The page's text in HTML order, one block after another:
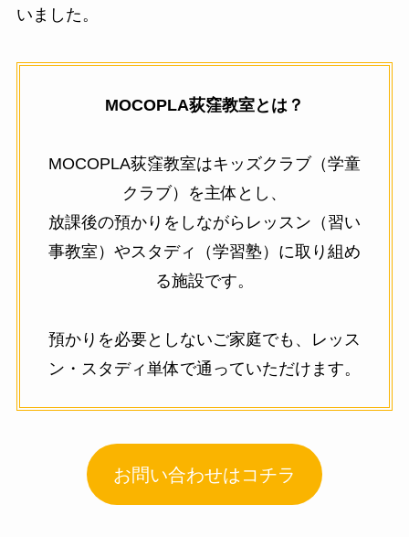
いました。
MOCOPLA荻窪教室とは？
MOCOPLA荻窪教室はキッズクラブ（学童
クラブ）を主体とし、
放課後の預かりをしながらレッスン（習い
事教室）やスタディ（学習塾）に取り組め
る施設です。
預かりを必要としないご家庭でも、レッス
ン・スタディ単体で通っていただけます。
お問い合わせはコチラ